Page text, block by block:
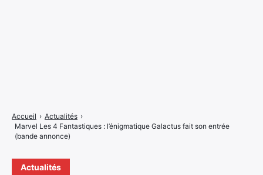
Actualités
Accueil › Actualités ›
Marvel Les 4 Fantastiques : l’énigmatique Galactus fait son entrée
(bande annonce)